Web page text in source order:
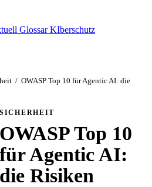
GlossarKIberschutz
/ OWASP Top 10 für Agentic AI: die
SICHERHEIT
OWASP Top 10
für Agentic AI:
die Risiken